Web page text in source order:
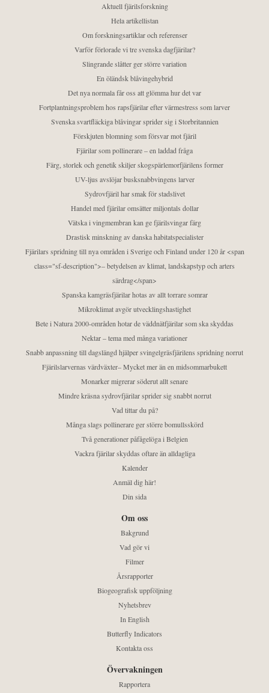
Aktuell fjärilsforskning
Hela artikellistan
Om forskningsartiklar och referenser
Varför förlorade vi tre svenska dagfjärilar?
Slingrande slåtter ger större variation
En öländsk blåvingehybrid
Det nya normala får oss att glömma hur det var
Fortplantningsproblem hos rapsfjärilar efter värmestress som larver
Svenska svartfläckiga blåvingar sprider sig i Storbritannien
Förskjuten blomning som försvar mot fjäril
Fjärilar som pollinerare – en laddad fråga
Färg, storlek och genetik skiljer skogspärlemorfjärilens former
UV-ljus avslöjar busksnabbvingens larver
Sydrovfjäril har smak för stadslivet
Handel med fjärilar omsätter miljontals dollar
Vätska i vingmembran kan ge fjärilsvingar färg
Drastisk minskning av danska habitatspecialister
Fjärilars spridning till nya områden i Sverige och Finland under 120 år <span
class="sf-description">– betydelsen av klimat, landskapstyp och arters
särdrag</span>
Spanska kamgräsfjärilar hotas av allt torrare somrar
Mikroklimat avgör utvecklingshastighet
Bete i Natura 2000-områden hotar de väddnätfjärilar som ska skyddas
Nektar – tema med många variationer
Snabb anpassning till dagslängd hjälper svingelgräsfjärilens spridning norrut
Fjärilslarvernas värdväxter– Mycket mer än en midsommarbukett
Monarker migrerar söderut allt senare
Mindre kräsna sydrovfjärilar sprider sig snabbt norrut
Vad tittar du på?
Många slags pollinerare ger större bomullsskörd
Två generationer påfågelöga i Belgien
Vackra fjärilar skyddas oftare än alldagliga
Kalender
Anmäl dig här!
Din sida
Om oss
Bakgrund
Vad gör vi
Filmer
Årsrapporter
Biogeografisk uppföljning
Nyhetsbrev
In English
Butterfly Indicators
Kontakta oss
Övervakningen
Rapportera